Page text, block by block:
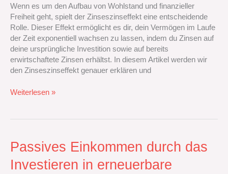
Wenn es um den Aufbau von Wohlstand und finanzieller
Freiheit geht, spielt der Zinseszinseffekt eine entscheidende
Rolle. Dieser Effekt ermöglicht es dir, dein Vermögen im Laufe
der Zeit exponentiell wachsen zu lassen, indem du Zinsen auf
deine ursprüngliche Investition sowie auf bereits
erwirtschaftete Zinsen erhältst. In diesem Artikel werden wir
den Zinseszinseffekt genauer erklären und
exponentiell
wachsen
lassen
kannst
Weiterlesen »
Passives Einkommen durch das
Investieren in erneuerbare
Passives
Einkommen
durch